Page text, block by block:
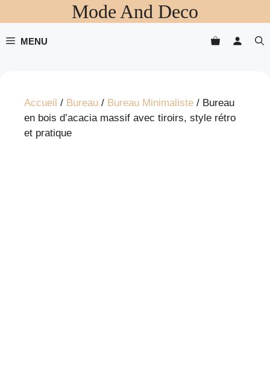
au
contenu
Mode And Deco
MENU
Accueil / Bureau / Bureau Minimaliste / Bureau
en bois d’acacia massif avec tiroirs, style rétro
et pratique